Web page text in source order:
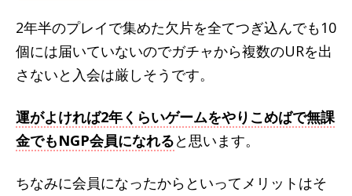
2年半のプレイで集めた欠片を全てつぎ込んでも10
個には届いていないのでガチャから複数のURを出
さないと入会は厳しそうです。
運がよければ2年くらいゲームをやりこめばで無課
金でもNGP会員になれると思います。
ちなみに会員になったからといってメリットはそ